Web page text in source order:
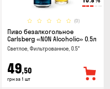
(0)
Пиво безалкогольное
Carlsberg «NON Alcoholic» 0.5л
Светлое, Фильтрованное, 0.5°
49,50
грн за 1 шт